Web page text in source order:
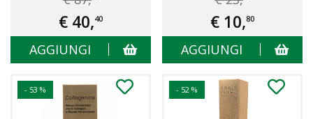
€ 40,40
AGGIUNGI
€ 10,80
AGGIUNGI
- 53 % - 52 %